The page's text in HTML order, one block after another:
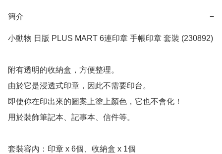
簡介 −
小動物 日版 PLUS MART 6連印章 手帳印章 套裝 (230892)
附有透明的收納盒，方便整理。
由於它是浸透式印章，因此不需要印台。
即使你在印出來的圖案上塗上顏色，它也不會化！
用於裝飾筆記本、記事本、信件等。
套裝容內：印章 x 6個、收納盒 x 1個